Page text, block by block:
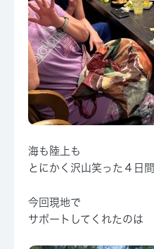
海も陸上も
とにかく沢山笑った４日間
今回現地で
サポートしてくれたのは